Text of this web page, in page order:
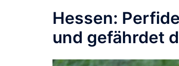
Hessen:
und gefährdet